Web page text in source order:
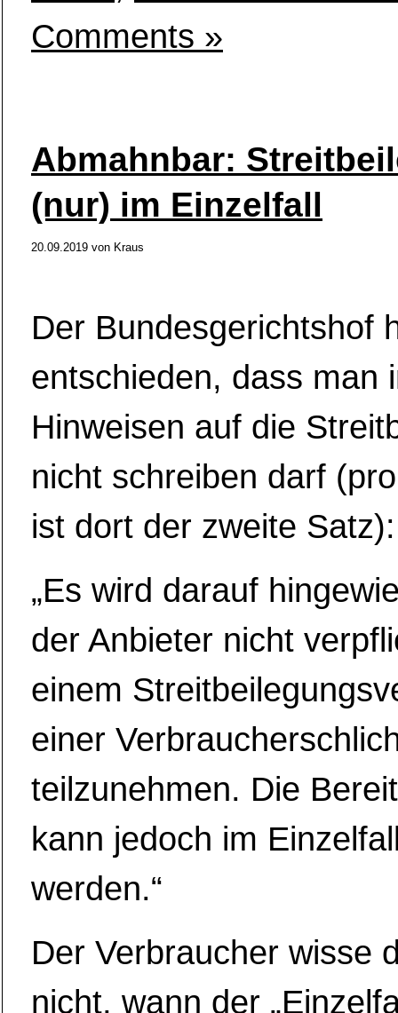
Comments »
Abmahnbar:
(nur) im Einzelfall
20.09.2019 von Kraus
Der Bundesgerichtshof
entschieden, dass man
Hinweisen auf die
nicht schreiben darf
ist dort der zweite Satz):
„Es wird darauf
der Anbieter nicht
einem
einer
teilzunehmen. Die
kann jedoch im
werden.“
Der Verbraucher wisse
nicht, wann der